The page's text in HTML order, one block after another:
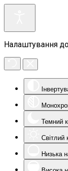
Налаштування
Темний
Світлий
Низька